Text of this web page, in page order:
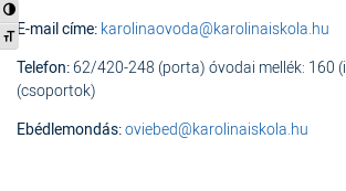
Nagy kontraszt váltása
Betűméret váltása
E-mail címe: karolinaovoda@karolinaiskola.hu
Telefon:62/420-248 (porta) óvodai mellék: 160
(csoportok)
Ebédlemondás:oviebed@karolinaiskola.hu